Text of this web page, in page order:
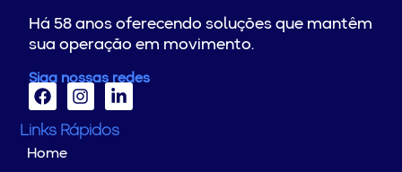
Há 58 anos oferecendo soluções que mantêm
sua operação em movimento.
Siga nossas redes
Links Rápidos
Home